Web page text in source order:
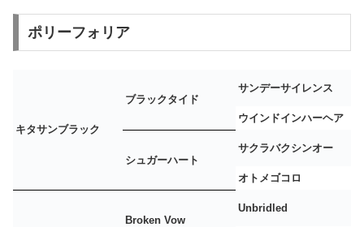
ポリーフォリア
キタサンブラック
ブラックタイド
サンデーサイレンス
ウインドインハーヘア
シュガーハート
サクラバクシンオー
オトメゴコロ
Broken Vow
Unbridled